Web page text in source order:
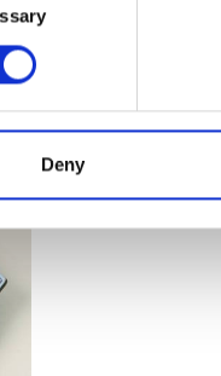
Deny